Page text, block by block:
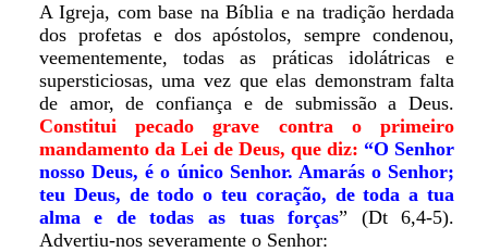
A Igreja, com base na Bíblia e na tradição herdada
dos profetas e dos apóstolos, sempre condenou,
veementemente, todas as práticas idolátricas e
supersticiosas, uma vez que elas demonstram falta
de amor, de confiança e de submissão a Deus.
Constitui pecado grave contra o primeiro
mandamento da Lei de Deus, que diz: “O Senhor
nosso Deus, é o único Senhor. Amarás o Senhor;
teu Deus, de todo o teu coração, de toda a tua
alma e de todas as tuas forças” (Dt 6,4-5).
Advertiu-nos severamente o Senhor: